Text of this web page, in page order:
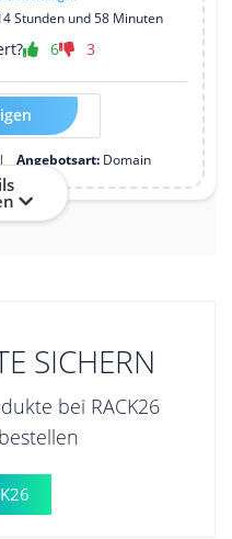
Stunden und 58 Minuten
6 3
Angebotsart: Domain
SICHERN
bei RACK26